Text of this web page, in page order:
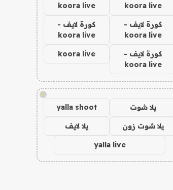
koora live
koora live
كورة لايف -
koora live
كورة لايف -
koora live
كورة لايف -
koora live
koora live
!
يلا شوت yalla shoot
يلا شوت زون يلا لايف
yalla live